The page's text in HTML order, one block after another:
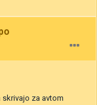
za avtom